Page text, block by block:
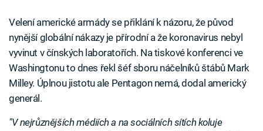
Velení americké armády se přiklání k názoru, že původ
nynější globální nákazy je přírodní a že koronavirus nebyl
vyvinut v čínských laboratořích. Na tiskové konferenci ve
Washingtonu to dnes řekl šéf sboru náčelníků štábů Mark
Milley. Úplnou jistotu ale Pentagon nemá, dodal americký
generál.
"V nejrůznějších médiích a na sociálních sítích koluje